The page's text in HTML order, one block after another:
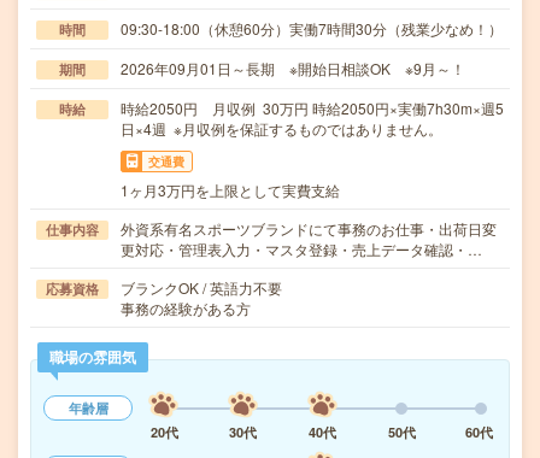
時間 09:30-18:00（休憩60分）実働7時間30分（残業少なめ！）
期間 2026年09月01日～長期 ※開始日相談OK ※9月～！
時給
時給2050円 月収例 30万円 時給2050円×実働7h30m×週5
日×4週 ※月収例を保証するものではありません。
交通費
1ヶ月3万円を上限として実費支給
仕事内容
外資系有名スポーツブランドにて事務のお仕事・出荷日変
更対応・管理表入力・マスタ登録・売上データ確認・…
応募資格
ブランクOK / 英語力不要
事務の経験がある方
職場の雰囲気
年齢層
20代
30代 40代 50代
60代